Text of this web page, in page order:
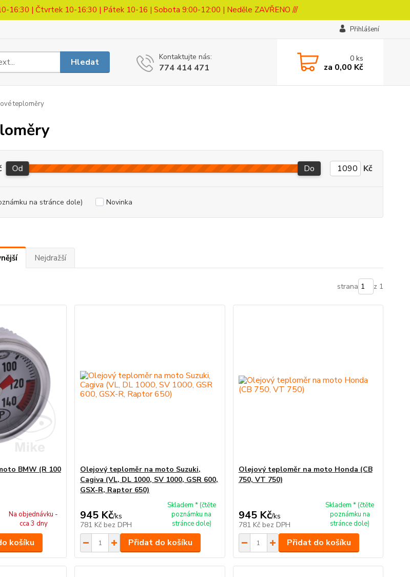
16:30 | Čtvrtek 10-16:30 | Pátek 10-16 | Sobota 9:00-12:00 | Neděle ZAVŘENO ///
Přihlášení
Hledat Kontaktujte nás:
774 414 471
0ks
za 0,00 Kč
teploměry
Od Do Kč
na stránce dole) Novinka
Nejdražší
strana z 1
BMW (R 100
Na objednávku -
cca 3 dny
košíku
Olejový teploměr na moto Suzuki,
Cagiva (VL, DL 1000, SV 1000, GSR 600,
GSX-R, Raptor 650)
945 Kč/ks
781 Kč bez DPH
Skladem * (čtěte
poznámku na
stránce dole)
Přidat do košíku
Olejový teploměr na moto Honda (CB
750, VT 750)
945 Kč/ks
781 Kč bez DPH
Skladem * (čtěte
poznámku na
stránce dole)
Přidat do košíku